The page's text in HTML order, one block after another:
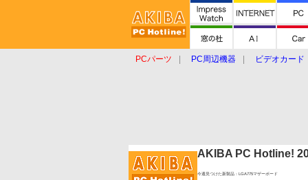
PCパーツ PC周辺機器
ビデオカード
AKIBA PC Hotline!
今週見つけた新製品：LGA775マザーボード